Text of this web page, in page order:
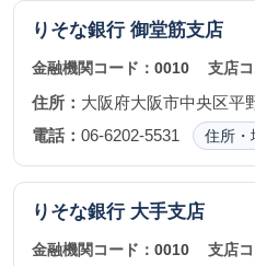
りそな銀行 御堂筋支店
金融機関コード： 0010 支店コ
住所： 大阪府大阪市中央区平
電話： 06-6202-5531 住所・
りそな銀行 大手支店
金融機関コード： 0010 支店コ